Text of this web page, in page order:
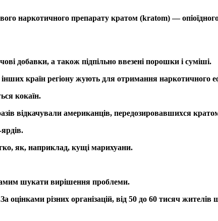
наркотичного препарату кратом (kratom) —
добавки, а також підпільно ввезені порошки і суміші.
країн регіону жують для отримання наркотичного
кокаїн.
відкачували американців, передозировавшихся
як, наприклад, кущі марихуани.
шукати вирішення проблеми.
За оцінками різних організацій, від 50 до 60 тисяч жителів